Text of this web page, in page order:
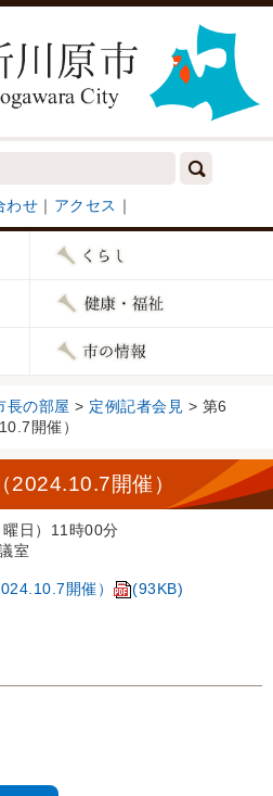
わせ ｜ アクセス ｜
長の部屋 > 定例記者会見 > 第6
開催）
2024.10.7開催）
日）11時00分
室
開催） (93KB)